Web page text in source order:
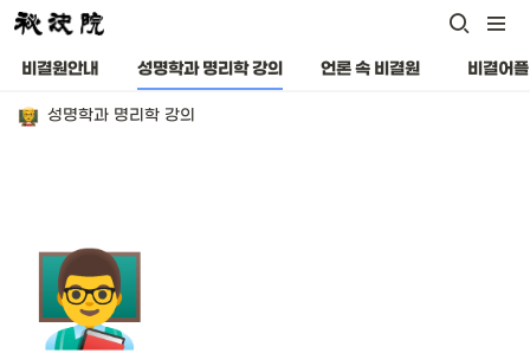
비결원안내 성명학과 명리학 강의 언론 속 비결원 비결어플
성명학과 명리학 강의
👨‍🏫